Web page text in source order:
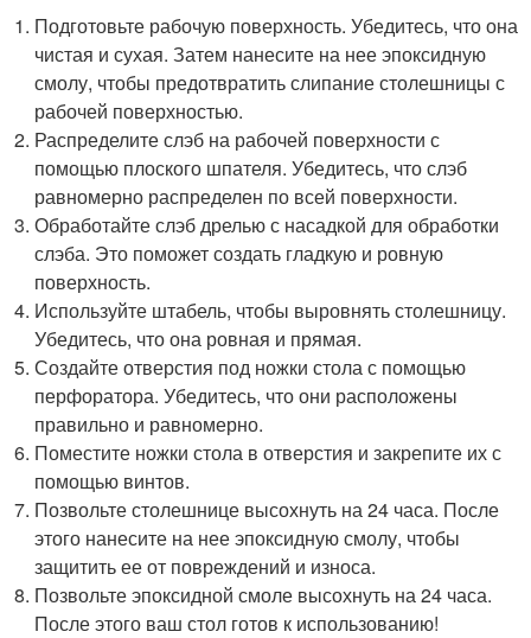
Подготовьте рабочую поверхность. Убедитесь, что она
чистая и сухая. Затем нанесите на нее эпоксидную
смолу, чтобы предотвратить слипание столешницы с
рабочей поверхностью.
Распределите слэб на рабочей поверхности с
помощью плоского шпателя. Убедитесь, что слэб
равномерно распределен по всей поверхности.
Обработайте слэб дрелью с насадкой для обработки
слэба. Это поможет создать гладкую и ровную
поверхность.
Используйте штабель, чтобы выровнять столешницу.
Убедитесь, что она ровная и прямая.
Создайте отверстия под ножки стола с помощью
перфоратора. Убедитесь, что они расположены
правильно и равномерно.
Поместите ножки стола в отверстия и закрепите их с
помощью винтов.
Позвольте столешнице высохнуть на 24 часа. После
этого нанесите на нее эпоксидную смолу, чтобы
защитить ее от повреждений и износа.
Позвольте эпоксидной смоле высохнуть на 24 часа.
После этого ваш стол готов к использованию!